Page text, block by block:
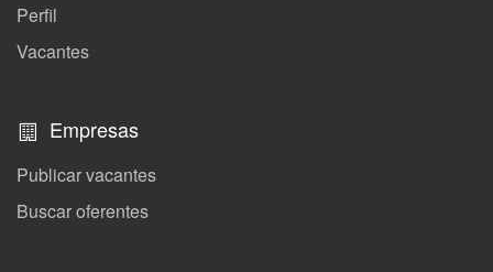
Perfil
Vacantes
Empresas
Publicar vacantes
Buscar oferentes